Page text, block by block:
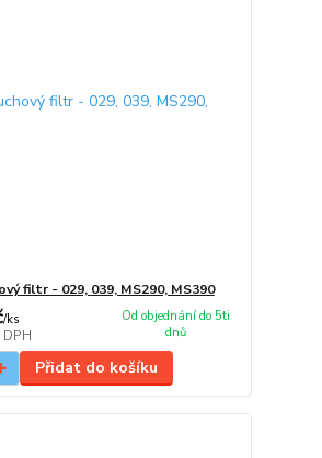
filtr - 029, 039, MS290, MS390
/ks
Od objednání do 5ti
dnů
Přidat do košíku